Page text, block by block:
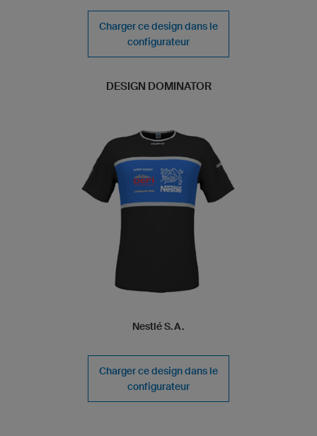
Charger ce design dans le
configurateur
DESIGN DOMINATOR
Nestlé S.A.
Charger ce design dans le
configurateur